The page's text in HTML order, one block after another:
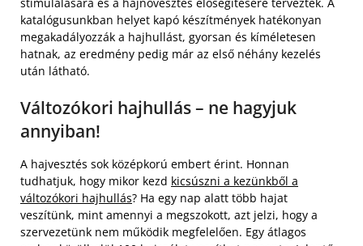
katalógusunkban helyet kapó készítmények hatékonyan
megakadályozzák a hajhullást, gyorsan és kíméletesen
hatnak, az eredmény pedig már az első néhány kezelés
után látható.
Változókori hajhullás – ne hagyjuk
annyiban!
A hajvesztés sok középkorú embert érint. Honnan
tudhatjuk, hogy mikor kezd kicsúszni a kezünkből a
változókori hajhullás? Ha egy nap alatt több hajat
veszítünk, mint amennyi a megszokott, azt jelzi, hogy a
szervezetünk nem működik megfelelően. Egy átlagos